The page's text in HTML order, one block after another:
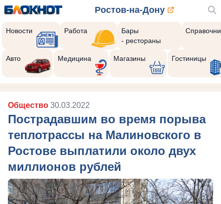
Ростов-на-Дону
Новости Работа
Бары
- рестораны
Авто Медицина Магазины Гостиницы
Общество 30.03.2022
Пострадавшим во время порыва
теплотрассы на Малиновского в
Ростове выплатили около двух
миллионов рублей